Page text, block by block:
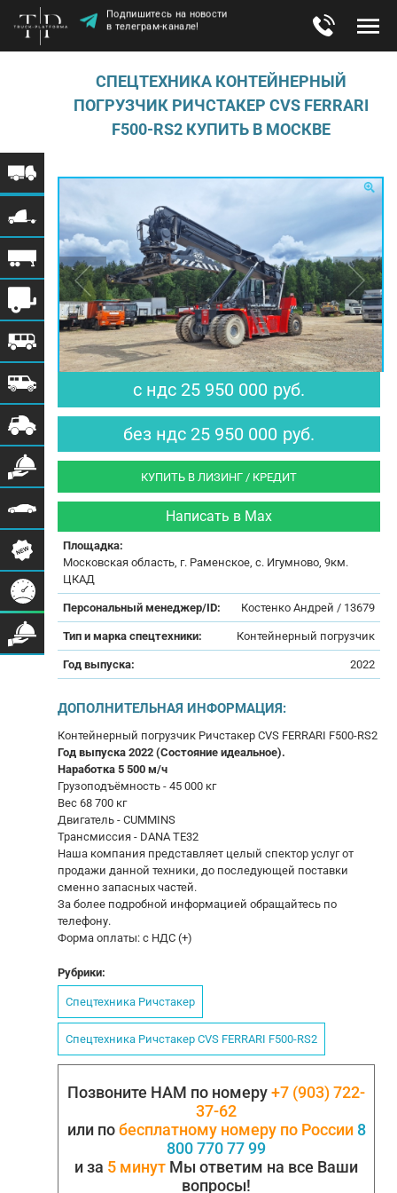
Подпишитесь на новости
в телеграм-канале!
СПЕЦТЕХНИКА КОНТЕЙНЕРНЫЙ
ПОГРУЗЧИК РИЧСТАКЕР CVS FERRARI
F500-RS2 КУПИТЬ В МОСКВЕ
$ 316 463 € 276 064
с ндс 25 950 000 руб.
без ндс 25 950 000 руб.
КУПИТЬ В ЛИЗИНГ / КРЕДИТ
Написать в Max
Площадка:
Московская область, г. Раменское, с. Игумново, 9км.
ЦКАД
Персональный менеджер/ID: Костенко Андрей / 13679
Тип и марка спецтехники: Контейнерный погрузчик
Год выпуска: 2022
ДОПОЛНИТЕЛЬНАЯ ИНФОРМАЦИЯ:
Контейнерный погрузчик Ричстакер CVS FERRARI F500-RS2
Год выпуска 2022 (Состояние идеальное).
Наработка 5 500 м/ч
Грузоподъёмность - 45 000 кг
Вес 68 700 кг
Двигатель - CUMMINS
Трансмиссия - DANA TE32
Наша компания представляет целый спектор услуг от
продажи данной техники, до последующей поставки
сменно запасных частей.
За более подробной информацией обращайтесь по
телефону.
Форма оплаты: с НДС (+)
Рубрики:
Спецтехника Ричстакер
Спецтехника Ричстакер CVS FERRARI F500-RS2
Позвоните НАМ по номеру+7 (903) 722-
37-62
или побесплатному номеру по России 8
800 770 77 99
и за 5 минут Мы ответим на все Ваши
вопросы!